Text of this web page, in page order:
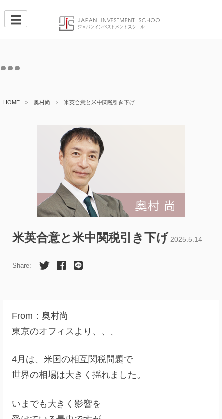
Skip
to
HOME > 奥村尚 > 米英合意と米中関税引き下げ
米英合意と米中関税引き下げ 2025.5.14
Share:
From：奥村尚
東京のオフィスより、、、
4月は、米国の相互関税問題で
世界の相場は大きく揺れました。
いまでも大きく影響を